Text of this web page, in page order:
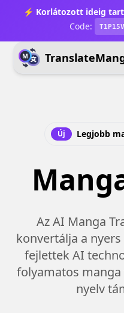
⚡ Korlátozott ideig
Code:
Új Legjobb
Az AI Manga
konvertálja a
fejlettek AI
folyamatos
nyelv